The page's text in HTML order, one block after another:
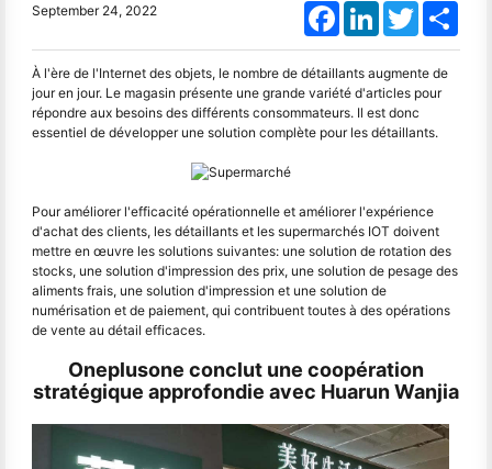
September 24, 2022 FacebookLinkedInTwitter
À l'ère de l'Internet des objets, le nombre de détaillants augmente de
jour en jour. Le magasin présente une grande variété d'articles pour
répondre aux besoins des différents consommateurs. Il est donc
essentiel de développer une solution complète pour les détaillants.
Pour améliorer l'efficacité opérationnelle et améliorer l'expérience
d'achat des clients, les détaillants et les supermarchés IOT doivent
mettre en œuvre les solutions suivantes: une solution de rotation des
stocks, une solution d'impression des prix, une solution de pesage des
aliments frais, une solution d'impression et une solution de
numérisation et de paiement, qui contribuent toutes à des opérations
de vente au détail efficaces.
Oneplusone conclut une coopération
stratégique approfondie avec Huarun Wanjia